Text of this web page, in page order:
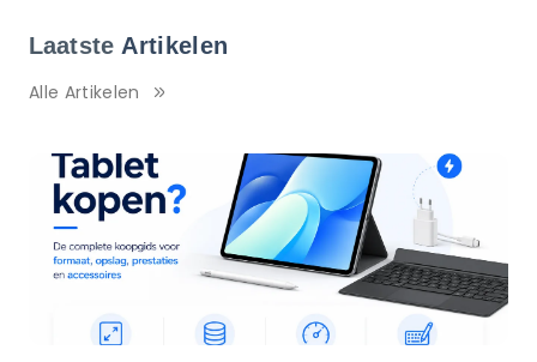
Laatste Artikelen
Alle Artikelen